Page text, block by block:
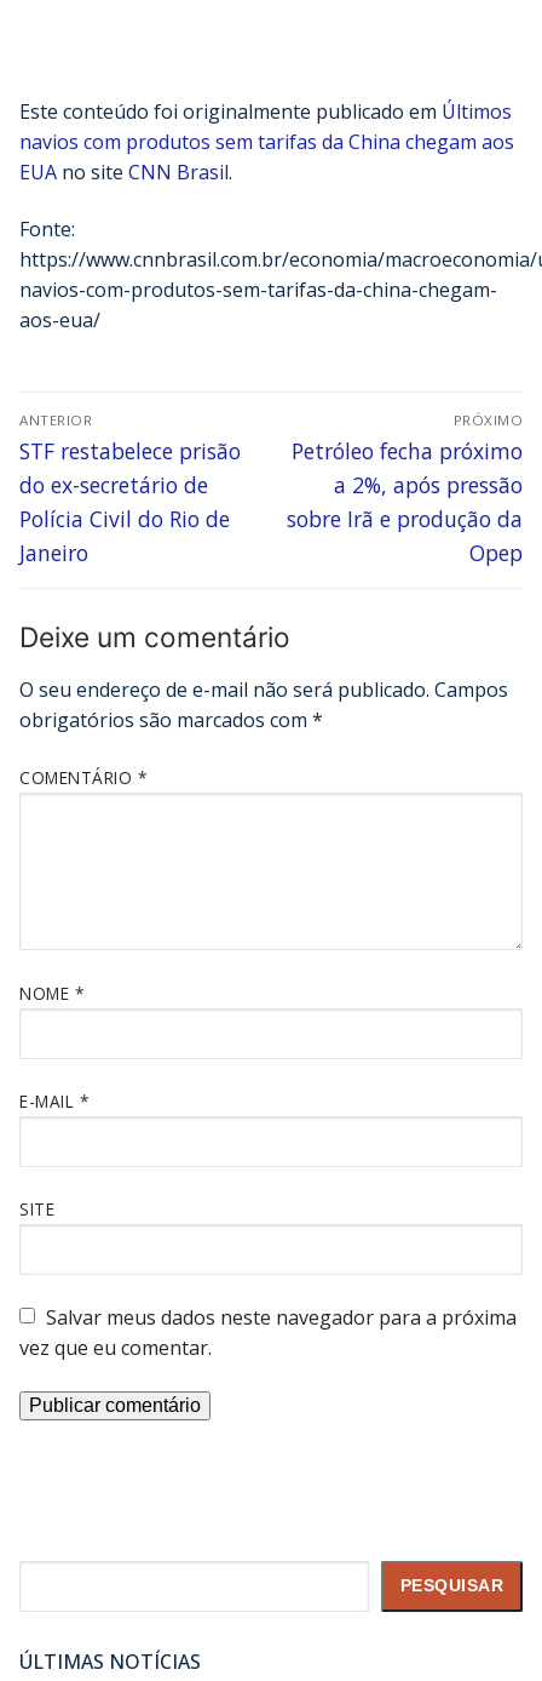
Este conteúdo foi originalmente publicado em Últimos
navios com produtos sem tarifas da China chegam aos
EUA no site CNN Brasil.
Fonte:
https://www.cnnbrasil.com.br/economia/
navios-com-produtos-sem-tarifas-da-china-chegam-
aos-eua/
ANTERIOR
STF restabelece prisão
do ex-secretário de
Polícia Civil do Rio de
Janeiro
PRÓXIMO
Petróleo fecha próximo
a 2%, após pressão
sobre Irã e produção da
Opep
Deixe um comentário
O seu endereço de e-mail não será publicado. Campos
obrigatórios são marcados com *
COMENTÁRIO *
NOME *
E-MAIL *
SITE
Salvar meus dados neste navegador para a próxima
vez que eu comentar.
PESQUISAR
ÚLTIMAS NOTÍCIAS